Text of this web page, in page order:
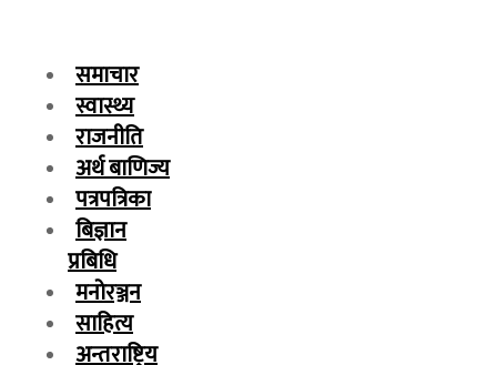
समाचार
स्वास्थ्य
राजनीति
अर्थ बाणिज्य
पत्रपत्रिका
बिज्ञान
प्रबिधि
मनोरञ्जन
साहित्य
अन्तराष्ट्रिय